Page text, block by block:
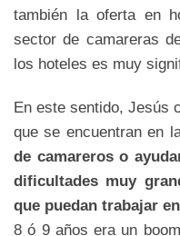
también la oferta en
sector de camareras
los hoteles es muy
En este sentido, Jesús
que se encuentran en
de camareros o
dificultades muy
que puedan trabajar
8 ó 9 años era un